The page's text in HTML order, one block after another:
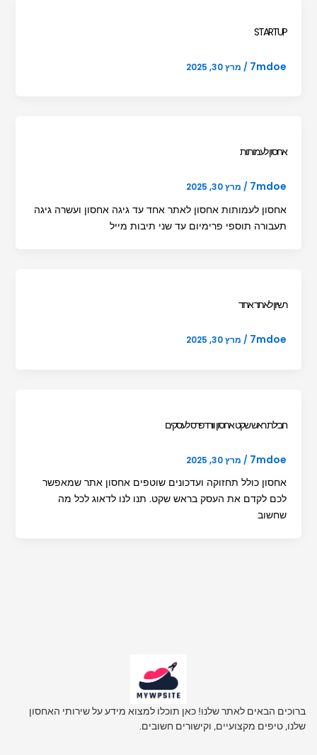
STARTUP
7mdoe
/ מרץ 30, 2025
אחסון לעמותות
7mdoe
/ מרץ 30, 2025
אחסון לעמותות אחסון לאתר אחד עד גיגה אחסון ועשרה גיגה
תעבורה תוספי פרימיום עד שני תיבות מייל
רשיון לאתר אחד
7mdoe
/ מרץ 30, 2025
חבילת ראש שקט אחסון וורדפרס לעסקים
7mdoe
/ מרץ 30, 2025
אחסון כולל תחזוקה ועדכונים שוטפים אחסון אתר שמאפשר
לכם לקדם את העסק בראש שקט. תנו לנו לדאוג לכל מה
שחשוב
ברוכים הבאים לאתר שלנו! כאן תוכלו למצוא מידע על שירותי האחסון
שלנו, טיפים מקצועיים, וקישורים חשובים.